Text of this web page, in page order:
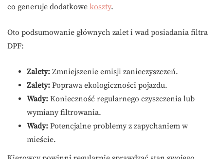
co generuje dodatkowe koszty.
Oto podsumowanie głównych zalet i wad posiadania filtra
DPF:
Zalety: Zmniejszenie emisji zanieczyszczeń.
Zalety: Poprawa ekologiczności pojazdu.
Wady: Konieczność regularnego czyszczenia lub
wymiany filtrowania.
Wady: Potencjalne problemy z zapychaniem w
mieście.